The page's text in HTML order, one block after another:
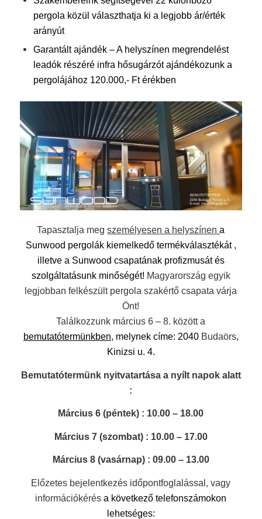
pergola közül választhatja ki a legjobb ár/érték
arányút
Garantált ajándék – A helyszínen megrendelést
leadók részéré infra hősugárzót ajándékozunk a
pergolájához 120.000,- Ft érékben
Tapasztalja megszemélyesen a helyszínen a
Sunwood pergolák kiemelkedő termékválasztékát ,
illetve a Sunwood csapatának profizmusát és
szolgáltatásunk minőségét! Magyarország egyik
legjobban felkészült pergola szakértő csapata várja
Önt!
Találkozzunk március 6 – 8. között a
bemutatótermünkben, melynek címe: 2040 Budaörs,
Kinizsi u. 4.
Bemutatótermünk nyitvatartása a nyílt napok alatt
:
Március 6 (péntek) : 10.00 – 18.00
Március 7 (szombat) : 10.00 – 17.00
Március 8 (vasárnap) : 09.00 – 13.00
Előzetes bejelentkezés időpontfoglalással, vagy
információkérésa következő telefonszámokon
lehetséges: